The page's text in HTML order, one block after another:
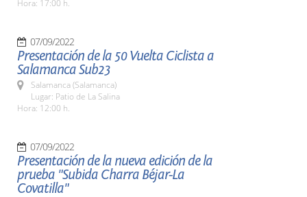
Hora: 17:00 h.
07/09/2022
Presentación de la 50 Vuelta Ciclista a
Salamanca Sub23
Salamanca (Salamanca)
Lugar: Patio de La Salina
Hora: 12:00 h.
07/09/2022
Presentación de la nueva edición de la
prueba "Subida Charra Béjar-La
Covatilla"